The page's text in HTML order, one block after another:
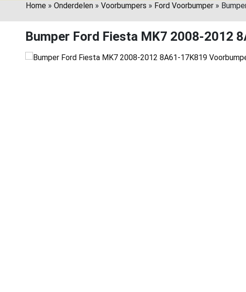
Home » Onderdelen » Voorbumpers » Ford Voorbumper »
Bumper Ford Fiesta MK7 2008-2012